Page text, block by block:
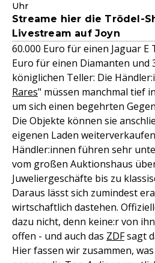
Uhr
Streame hier die Trödel-
Livestream auf Joyn
60.000 Euro für einen Jaguar E
Euro für einen Diamanten und
königlichen Teller: Die
Rares" müssen manchmal tief
um sich einen begehrten
Die Objekte können sie
eigenen Laden
Händler:innen führen sehr
vom großen Auktionshaus
Juweliergeschäfte bis zu
Daraus lässt sich zumindest
wirtschaftlich dastehen.
dazu nicht, denn keine:r von
offen - und auch das ZDFsagt
Hier fassen wir zusammen,